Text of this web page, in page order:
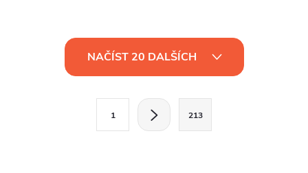
NAČÍST 20 DALŠÍCH
1 213